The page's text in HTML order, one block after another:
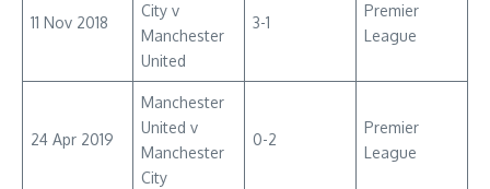
11 Nov 2018
City v
Manchester
United
3-1
Premier
League
24 Apr 2019
Manchester
United v
Manchester
City
0-2
Premier
League